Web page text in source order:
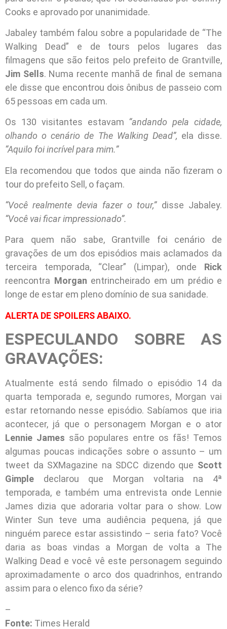
Cooks e aprovado por unanimidade.
Jabaley também falou sobre a popularidade de “The
Walking Dead” e de tours pelos lugares das
filmagens que são feitos pelo prefeito de Grantville,
Jim Sells. Numa recente manhã de final de semana
ele disse que encontrou dois ônibus de passeio com
65 pessoas em cada um.
Os 130 visitantes estavam “andando pela cidade,
olhando o cenário de The Walking Dead”, ela disse.
“Aquilo foi incrível para mim.”
Ela recomendou que todos que ainda não fizeram o
tour do prefeito Sell, o façam.
“Você realmente devia fazer o tour,”disse Jabaley.
“Você vai ficar impressionado”.
Para quem não sabe, Grantville foi cenário de
gravações de um dos episódios mais aclamados da
terceira temporada, “Clear” (Limpar), onde Rick
reencontra Morgan entrincheirado em um prédio e
longe de estar em pleno domínio de sua sanidade.
ALERTA DE SPOILERS ABAIXO.
ESPECULANDO SOBRE AS
GRAVAÇÕES:
Atualmente está sendo filmado o episódio 14 da
quarta temporada e, segundo rumores, Morgan vai
estar retornando nesse episódio. Sabíamos que iria
acontecer, já que o personagem Morgan e o ator
Lennie James são populares entre os fãs! Temos
algumas poucas indicações sobre o assunto – um
tweet da SXMagazine na SDCC dizendo que Scott
Gimple declarou que Morgan voltaria na 4ª
temporada, e também uma entrevista onde Lennie
James dizia que adoraria voltar para o show. Low
Winter Sun teve uma audiência pequena, já que
ninguém parece estar assistindo – seria fato? Você
daria as boas vindas a Morgan de volta a The
Walking Dead e você vê este personagem seguindo
aproximadamente o arco dos quadrinhos, entrando
assim para o elenco fixo da série?
–
Fonte: Times Herald